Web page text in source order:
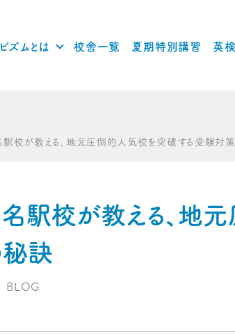
ズムとは 校舎一覧 夏期特別講習 英
駅校が教える、地元圧倒的人気校を突破する受験対
駅校が教える、地
訣
BLOG